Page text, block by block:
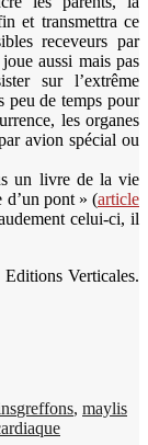
et transmettra ce
receveurs par
aussi mais pas
sur l’extrême
peu de temps pour
les organes
avion spécial ou
un livre de la vie
d’un pont » (article
celui-ci, il
Verticales.
greffons, maylis